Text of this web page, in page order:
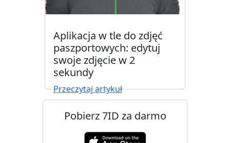
Aplikacja w tle do zdjęć
paszportowych: edytuj
swoje zdjęcie w 2
sekundy
Przeczytaj artykuł
Pobierz 7ID za darmo